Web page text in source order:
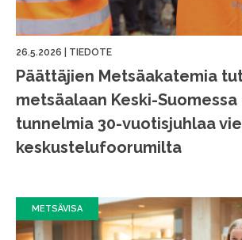
26.5.2026 TIEDOTE
Päättäjien Metsäakatemia
metsäalaan Keski-Suomessa
tunnelmia 30-vuotisjuhlaa
keskustelufoorumilta
METSÄVISA